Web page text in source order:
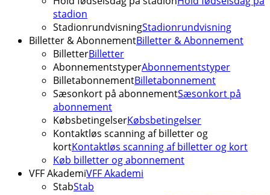
stadion
StadionrundvisningStadionrundvisning
Billetter & AbonnementBilletter & Abonnement
BilletterBilletter
AbonnementstyperAbonnementstyper
BilletabonnementBilletabonnement
Sæsonkort på abonnementSæsonkort på
abonnement
KøbsbetingelserKøbsbetingelser
Kontaktløs scanning af billetter og
kortKontaktløs scanning af billetter og kort
Køb billetter og abonnement
VFF AkademiVFF Akademi
StabStab